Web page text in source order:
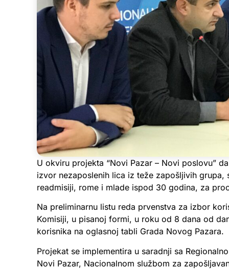
U okviru projekta “Novi Pazar – Novi poslovu”
izvor nezaposlenih lica iz teže zapošljivih
readmisiji, rome i mlade ispod 30 godina, za
Na preliminarnu listu reda prvenstva za izbor
Komisiji, u pisanoj formi, u roku od 8 dana od
korisnika na oglasnoj tabli Grada Novog Pazara.
Projekat se implementira u saradnji sa
Novi Pazar, Nacionalnom službom za